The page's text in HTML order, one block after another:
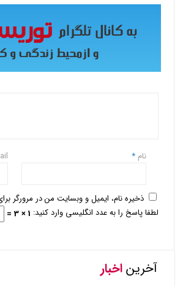
نام *
ذخیره نام، ایمیل و وبسایت من در مرورگر
لطفا پاسخ را به عدد انگلیسی وارد کنید: 1 × 3 =
آخریناخبار